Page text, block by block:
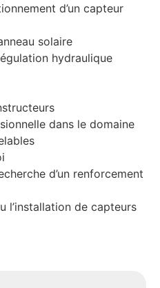
d’un capteur
solaire
hydraulique
dans le domaine
d’un renforcement
l’installation de capteurs